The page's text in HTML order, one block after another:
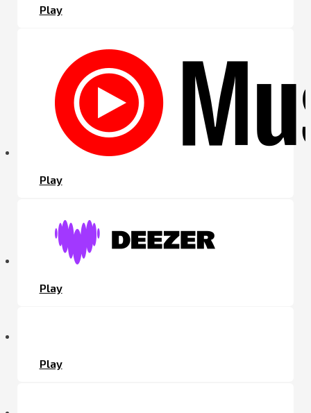
Play
Play
Play
Play